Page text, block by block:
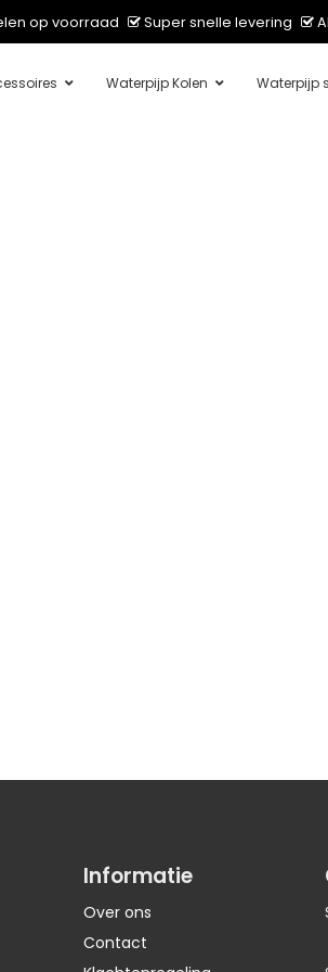
op voorraad Super snelle levering
Waterpijp Kolen Waterpijp
Informatie
Over ons
Contact